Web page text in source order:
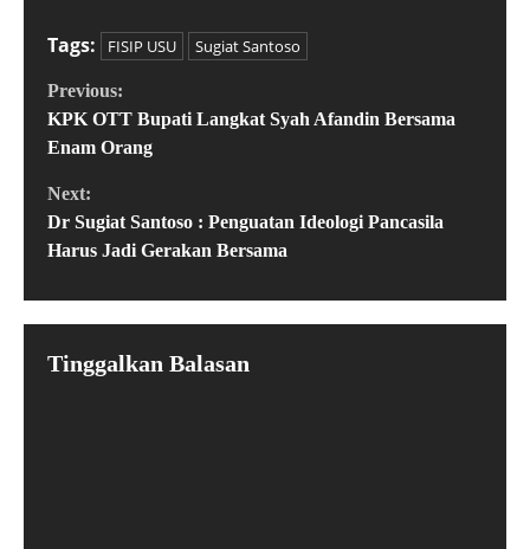
Tags: FISIP USU Sugiat Santoso
Previous:
KPK OTT Bupati Langkat Syah Afandin Bersama
Enam Orang
Next:
Dr Sugiat Santoso : Penguatan Ideologi Pancasila
Harus Jadi Gerakan Bersama
Tinggalkan Balasan